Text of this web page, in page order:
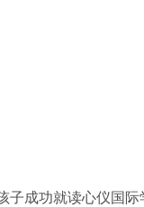
子成功就读心仪国际